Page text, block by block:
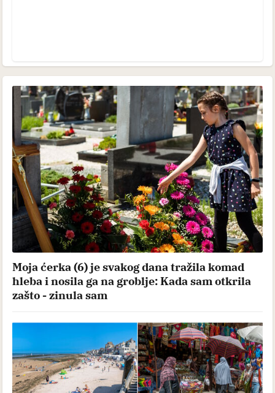
Moja ćerka (6) je svakog dana tražila komad
hleba i nosila ga na groblje: Kada sam otkrila
zašto - zinula sam